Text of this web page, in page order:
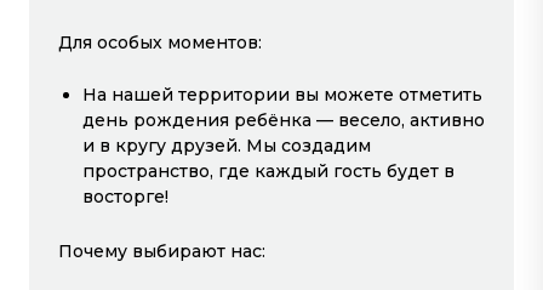
ЗОНА «ПРЫГСКОК»
Для особых моментов:
На нашей территории вы можете отметить
день рождения ребёнка — весело, активно
и в кругу друзей. Мы создадим
пространство, где каждый гость будет в
восторге!
Почему выбирают нас: